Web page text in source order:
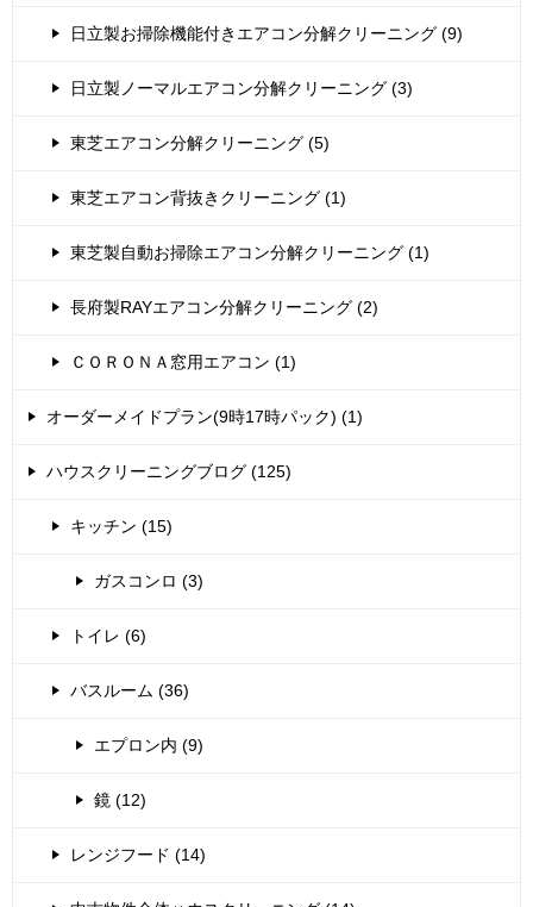
日立製お掃除機能付きエアコン分解クリーニング (9)
日立製ノーマルエアコン分解クリーニング (3)
東芝エアコン分解クリーニング (5)
東芝エアコン背抜きクリーニング (1)
東芝製自動お掃除エアコン分解クリーニング (1)
長府製RAYエアコン分解クリーニング (2)
ＣＯＲＯＮＡ窓用エアコン (1)
オーダーメイドプラン(9時17時パック) (1)
ハウスクリーニングブログ (125)
キッチン (15)
ガスコンロ (3)
トイレ (6)
バスルーム (36)
エプロン内 (9)
鏡 (12)
レンジフード (14)